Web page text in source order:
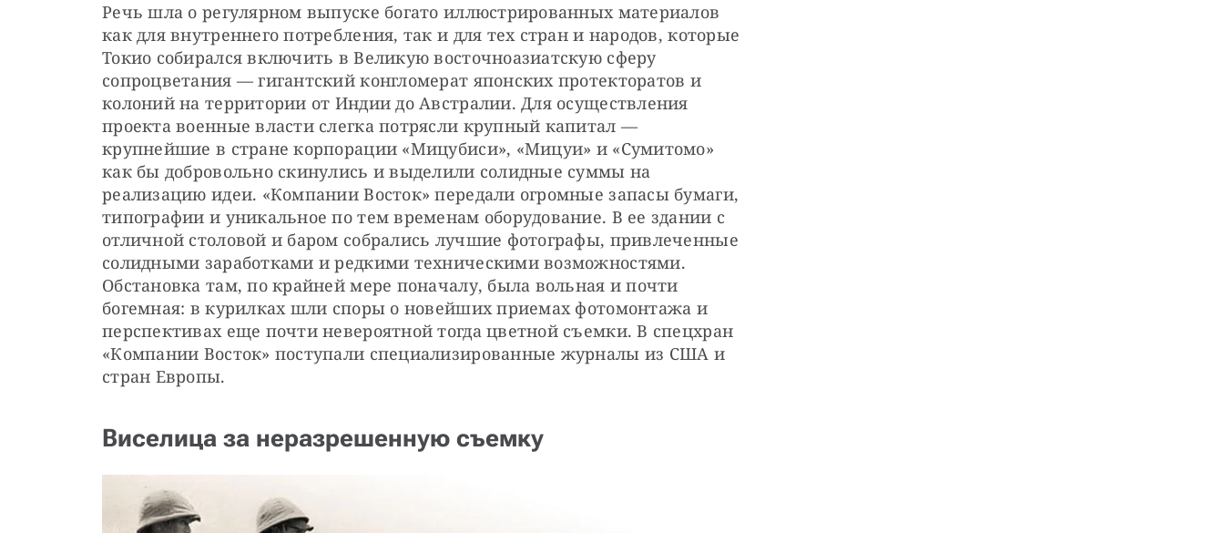
Речь шла о регулярном выпуске богато иллюстрированных материалов
как для внутреннего потребления, так и для тех стран и народов, которые
Токио собирался включить в Великую восточноазиатскую сферу
сопроцветания — гигантский конгломерат японских протекторатов и
колоний на территории от Индии до Австралии. Для осуществления
проекта военные власти слегка потрясли крупный капитал —
крупнейшие в стране корпорации «Мицубиси», «Мицуи» и «Сумитомо»
как бы добровольно скинулись и выделили солидные суммы на
реализацию идеи. «Компании Восток» передали огромные запасы бумаги,
типографии и уникальное по тем временам оборудование. В ее здании с
отличной столовой и баром собрались лучшие фотографы, привлеченные
солидными заработками и редкими техническими возможностями.
Обстановка там, по крайней мере поначалу, была вольная и почти
богемная: в курилках шли споры о новейших приемах фотомонтажа и
перспективах еще почти невероятной тогда цветной съемки. В спецхран
«Компании Восток» поступали специализированные журналы из США и
стран Европы.
Виселица за неразрешенную съемку